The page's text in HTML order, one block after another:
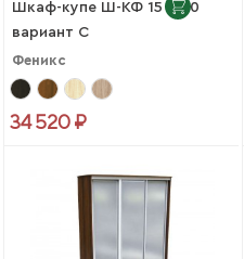
Шкаф-купе Ш-КФ 15-600
вариант C
Феникс
34 520 ₽